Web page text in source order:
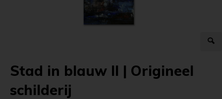
Stad in blauw II | Origineel
schilderij